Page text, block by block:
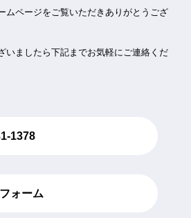
ムページをご覧いただきありがとうござ
いましたら下記までお気軽にご連絡くだ
1378
ォーム